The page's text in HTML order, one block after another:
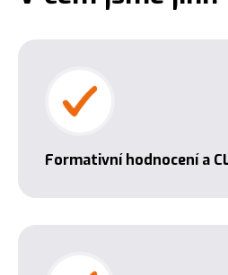
Formativní hodnocení a